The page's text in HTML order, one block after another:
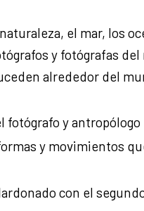
el mar, los
y fotógrafas
alrededor del
fotógrafo y
y movimientos
con el